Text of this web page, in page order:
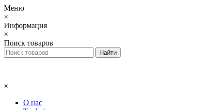
Меню
×
Информация
×
Поиск товаров
×
О нас